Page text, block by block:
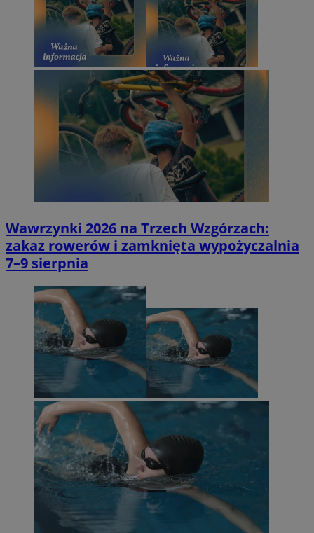
Wawrzynki 2026 na Trzech Wzgórzach:
zakaz rowerów i zamknięta wypożyczalnia
7–9 sierpnia